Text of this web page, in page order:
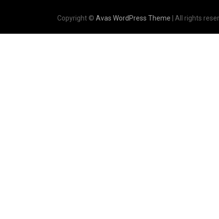
Copyright © Avas WordPress Theme | All rights